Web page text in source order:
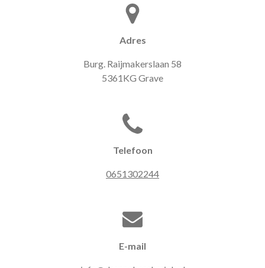
Adres
Burg. Raijmakerslaan 58
5361KG Grave
Telefoon
0651302244
E-mail